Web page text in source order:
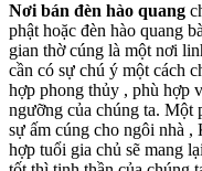
Nơi bán đèn hào quang
phật hoặc đèn hào quang
gian thờ cúng là một nơi
cần có sự chú ý một cách
hợp phong thủy , phù hợp
ngưỡng của chúng ta. Một
sự ấm cúng cho ngôi nhà
hợp tuổi gia chủ sẽ mang